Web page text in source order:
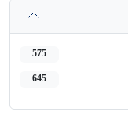
575
645